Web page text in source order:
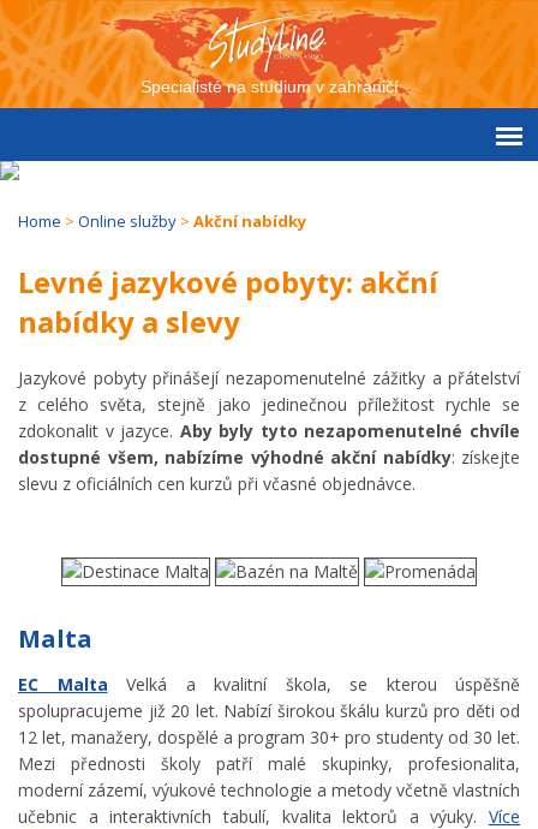
Specialisté na studium v zahraničí
Home > Online služby > Akční nabídky
Levné jazykové pobyty: akční
nabídky a slevy
Jazykové pobyty přinášejí nezapomenutelné zážitky a přátelství
z celého světa, stejně jako jedinečnou příležitost rychle se
zdokonalit v jazyce. Aby byly tyto nezapomenutelné chvíle
dostupné všem, nabízíme výhodné akční nabídky: získejte
slevu z oficiálních cen kurzů při včasné objednávce.
Malta
EC Malta
Velká a kvalitní škola, se kterou úspěšně
spolupracujeme již 20 let. Nabízí širokou škálu kurzů pro děti od
12 let, manažery, dospělé a program 30+ pro studenty od 30 let.
Mezi přednosti školy patří malé skupinky, profesionalita,
moderní zázemí, výukové technologie a metody včetně vlastních
učebnic a interaktivních tabulí, kvalita lektorů a výuky. Více